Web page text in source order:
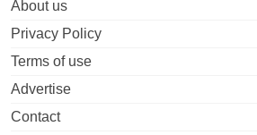
About us
Privacy Policy
Terms of use
Advertise
Contact